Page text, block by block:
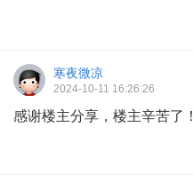
寒夜微凉
2024-10-11 16:26:26
感谢楼主分享，楼主辛苦了！